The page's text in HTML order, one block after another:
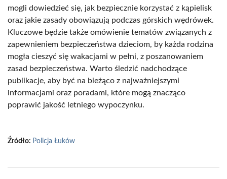
mogli dowiedzieć się, jak bezpiecznie korzystać z kąpielisk
oraz jakie zasady obowiązują podczas górskich wędrówek.
Kluczowe będzie także omówienie tematów związanych z
zapewnieniem bezpieczeństwa dzieciom, by każda rodzina
mogła cieszyć się wakacjami w pełni, z poszanowaniem
zasad bezpieczeństwa. Warto śledzić nadchodzące
publikacje, aby być na bieżąco z najważniejszymi
informacjami oraz poradami, które mogą znacząco
poprawić jakość letniego wypoczynku.
Źródło: Policja Łuków